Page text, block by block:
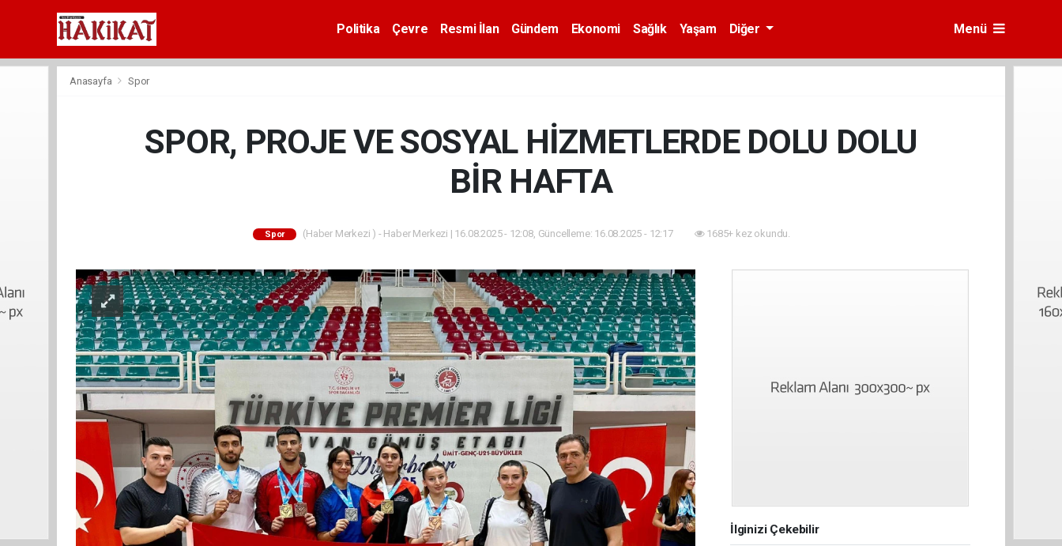
Politika Çevre Resmi İlan Gündem Ekonomi Sağlık Yaşam Diğer Menü
Anasayfa Spor
SPOR, PROJE VE SOSYAL HİZMETLERDE DOLU DOLU
BİR HAFTA
Spor (Haber Merkezi ) - Haber Merkezi | 16.08.2025 - 12:08, Güncelleme: 16.08.2025 - 12:17 1685+ kez okundu.
İlginizi Çekebilir